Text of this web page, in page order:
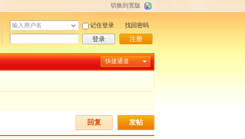
切换到宽版
用
户
名
码
记住登录
登录
找回密码
注册
快捷通道
发帖
回复